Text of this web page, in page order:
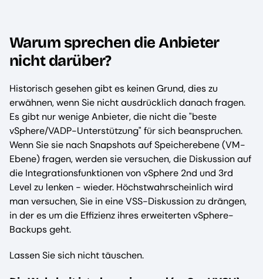
Warum sprechen die Anbieter
nicht darüber?
Historisch gesehen gibt es keinen Grund, dies zu
erwähnen, wenn Sie nicht ausdrücklich danach fragen.
Es gibt nur wenige Anbieter, die nicht die "beste
vSphere/VADP-Unterstützung" für sich beanspruchen.
Wenn Sie sie nach Snapshots auf Speicherebene (VM-
Ebene) fragen, werden sie versuchen, die Diskussion auf
die Integrationsfunktionen von vSphere 2nd und 3rd
Level zu lenken - wieder. Höchstwahrscheinlich wird
man versuchen, Sie in eine VSS-Diskussion zu drängen,
in der es um die Effizienz ihres erweiterten vSphere-
Backups geht.
Lassen Sie sich nicht täuschen.